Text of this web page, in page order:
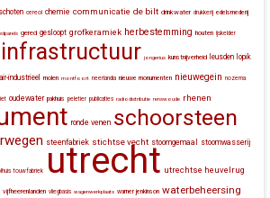
cereol chemie communicatie de bilt drinkwater drukkerij edelsmederij
gered gesloopt grofkeramiek herbestemming houten ijskelder
infrastructuur jongerius kunstnijverheid leusden lopik
industrieel molen montfoort neerlandia nieuwe monumenten nieuwegein nozema
oudewater pakhuis peletier publicaties radiodistributie renswoude rhenen
ronde venen schoorsteen
steenfabriek stichtse vecht stoomgemaal stoomwasserij
touwfabriek utrecht utrechtse heuvelrug
vijfheerenlanden vliegbasis wagenwerkplaats warner jenkinson waterbeheersing